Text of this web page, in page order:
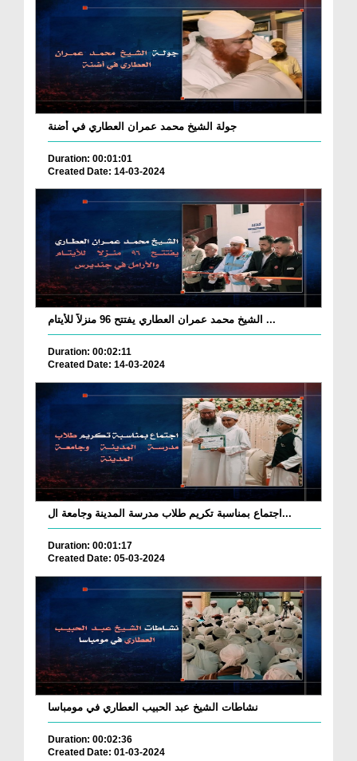
جولة الشيخ محمد عمران العطاري في أضنة
Duration: 00:01:01
Created Date: 14-03-2024
الشيخ محمد عمران العطاري يفتتح 96 منزلاً للأيتام ...
Duration: 00:02:11
Created Date: 14-03-2024
اجتماع بمناسبة تكريم طلاب مدرسة المدينة وجامعة ال...
Duration: 00:01:17
Created Date: 05-03-2024
نشاطات الشيخ عبد الحبيب العطاري في مومباسا
Duration: 00:02:36
Created Date: 01-03-2024